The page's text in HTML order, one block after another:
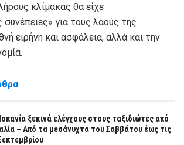
κλίμακας θα είχε
για τους λαούς της
ειρήνη και ασφάλεια, αλλά και την
ξεκινά ελέγχους στους ταξιδιώτες από
– Από τα μεσάνυχτα του Σαββάτου έως τις